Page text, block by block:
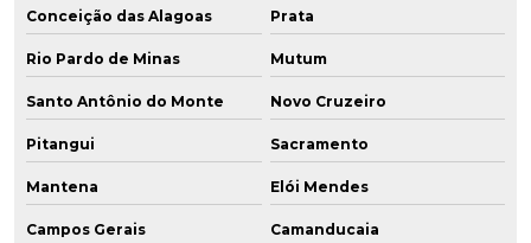
Conceição das Alagoas Prata
Rio Pardo de Minas Mutum
Santo Antônio do Monte Novo Cruzeiro
Pitangui Sacramento
Mantena Elói Mendes
Campos Gerais Camanducaia